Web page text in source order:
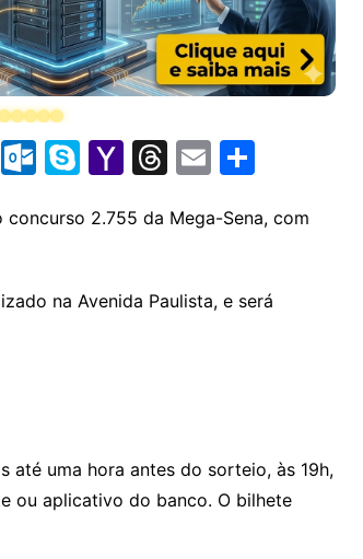
M O
lo
k.
S
y
e
Y
h
o
T
e
d
E
ai ar
2.755 da Mega-Sena, com
na Avenida Paulista, e será
até uma hora antes do sorteio, às 19h,
ou aplicativo do banco. O bilhete